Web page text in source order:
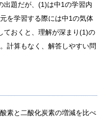
出題だが、(1)は中1の学習内
を学習する際には中1の気体
ておくと、理解が深まり(1)の
計算もなく、解答しやすい問
素と二酸化炭素の増減を比べ